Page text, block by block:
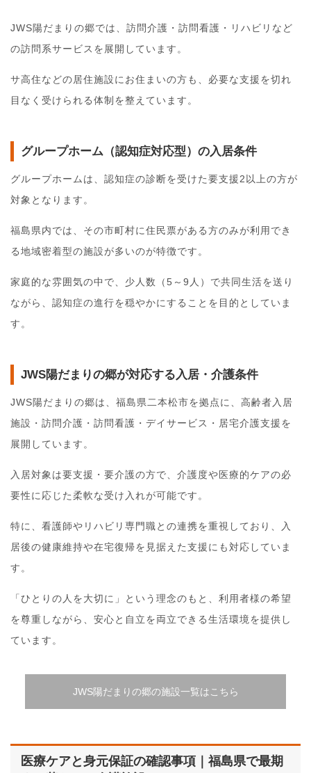
JWS陽だまりの郷では、訪問介護・訪問看護・リハビリなど
の訪問系サービスを展開しています。
サ高住などの居住施設にお住まいの方も、必要な支援を切れ
目なく受けられる体制を整えています。
グループホーム（認知症対応型）の入居条件
グループホームは、認知症の診断を受けた要支援2以上の方が
対象となります。
福島県内では、その市町村に住民票がある方のみが利用でき
る地域密着型の施設が多いのが特徴です。
家庭的な雰囲気の中で、少人数（5～9人）で共同生活を送り
ながら、認知症の進行を穏やかにすることを目的としていま
す。
JWS陽だまりの郷が対応する入居・介護条件
JWS陽だまりの郷は、福島県二本松市を拠点に、高齢者入居
施設・訪問介護・訪問看護・デイサービス・居宅介護支援を
展開しています。
入居対象は要支援・要介護の方で、介護度や医療的ケアの必
要性に応じた柔軟な受け入れが可能です。
特に、看護師やリハビリ専門職との連携を重視しており、入
居後の健康維持や在宅復帰を見据えた支援にも対応していま
す。
「ひとりの人を大切に」という理念のもと、利用者様の希望
を尊重しながら、安心と自立を両立できる生活環境を提供し
ています。
JWS陽だまりの郷の施設一覧はこちら
医療ケアと身元保証の確認事項｜福島県で最期